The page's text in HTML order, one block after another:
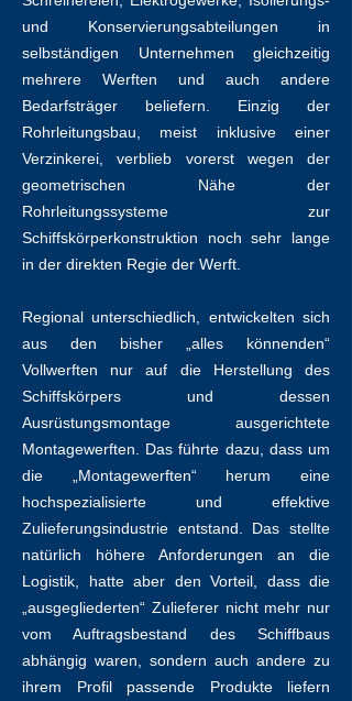
und Konservierungsabteilungen in
selbständigen Unternehmen gleichzeitig
mehrere Werften und auch andere
Bedarfsträger beliefern. Einzig der
Rohrleitungsbau, meist inklusive einer
Verzinkerei, verblieb vorerst wegen der
geometrischen Nähe der
Rohrleitungssysteme zur
Schiffskörperkonstruktion noch sehr lange
in der direkten Regie der Werft.
Regional unterschiedlich, entwickelten sich
aus den bisher „alles könnenden“
Vollwerften nur auf die Herstellung des
Schiffskörpers und dessen
Ausrüstungsmontage ausgerichtete
Montagewerften. Das führte dazu, dass um
die „Montagewerften“ herum eine
hochspezialisierte und effektive
Zulieferungsindustrie entstand. Das stellte
natürlich höhere Anforderungen an die
Logistik, hatte aber den Vorteil, dass die
„ausgegliederten“ Zulieferer nicht mehr nur
vom Auftragsbestand des Schiffbaus
abhängig waren, sondern auch andere zu
ihrem Profil passende Produkte liefern